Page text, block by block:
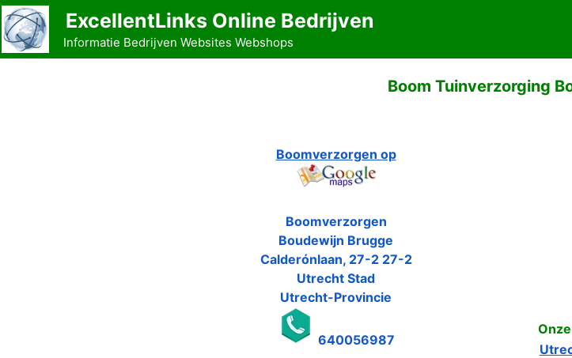
Ga
naar
de
ExcellentLinks Online Bedrijven
Informatie Bedrijven Websites Webshops
Boom Tuinverzorging
Boomverzorgen op
Boomverzorgen
Boudewijn Brugge
Calderónlaan, 27-2 27-2
Utrecht Stad
Utrecht-Provincie
640056987